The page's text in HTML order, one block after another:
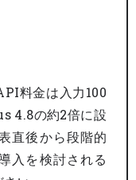
料金は入力100
4.8の約2倍に設
直後から段階的
入を検討される